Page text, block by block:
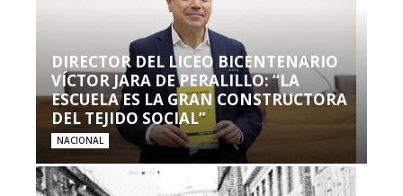
DIRECTOR DEL LICEO BICENTENARIO
VÍCTOR JARA DE PERALILLO: “LA
ESCUELA ES LA GRAN CONSTRUCTORA
DEL TEJIDO SOCIAL”
NACIONAL